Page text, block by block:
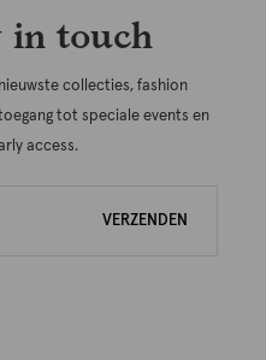
in touch
collecties, fashion
tot speciale events en
access.
VERZENDEN